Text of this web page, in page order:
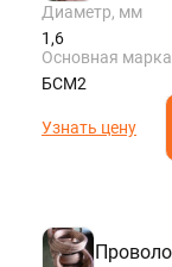
Диаметр, мм
1,6
Основная марка
БСМ2
Узнать цену